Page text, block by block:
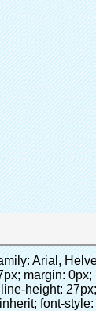
color: #f5f5f5;" ori-width="590" ori-height="588" /> <noscript><img src="http://g04.s.alicdn.com/kf/HTB1AmpcHVXXXXXqXXXXq6xXFXXX3/200852200/HTB1AmpcHVXXXXXqXXXXq6xXFXXX3.jpg" alt="Con 1000 unids de la cubierta del zapato zapato automático cubierta de la máquina" width="700" style="background-color: #f5f5f5;" ori-width="590" ori-height="588"></noscript> </p> <p>&nbsp;</p> </div> </div> <div id="ali-anchor-AliPostDhMb-iodkx" style="padding-top: 8px;" data-section="AliPostDhMb-iodkx" data-section-title="Technology"> <div id="ali-title-AliPostDhMb-iodkx" style="padding: 8px 0px; border-bottom-style: solid;"> <span style="background-color: #ddd; color: #333; font-weight: bold; padding: 8px 10px; line-height: 12px;"> Tecnología </span> </div> <div style="padding: 10px 0px;"> <p>&nbsp;</p> <p style="background-color: #f5f5f5;"> <span style="line-height: normal; font-family: Arial;"> Esta máquina de la cubierta automática utiliza el principio de que <span style="line-height: 21px;